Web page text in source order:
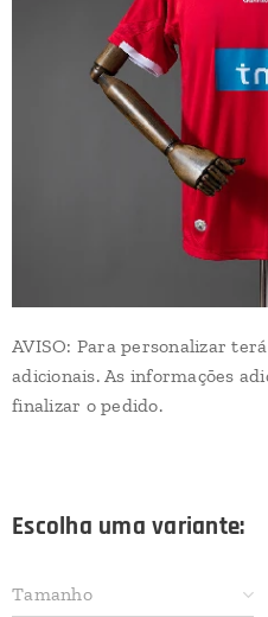
AVISO: Para personalizar
adicionais. As informações
finalizar o pedido.
Escolha uma variante:
Tamanho